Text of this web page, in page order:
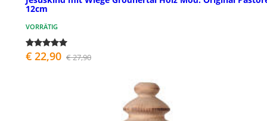
12cm
VORRÄTIG
€ 22,90 € 27,90